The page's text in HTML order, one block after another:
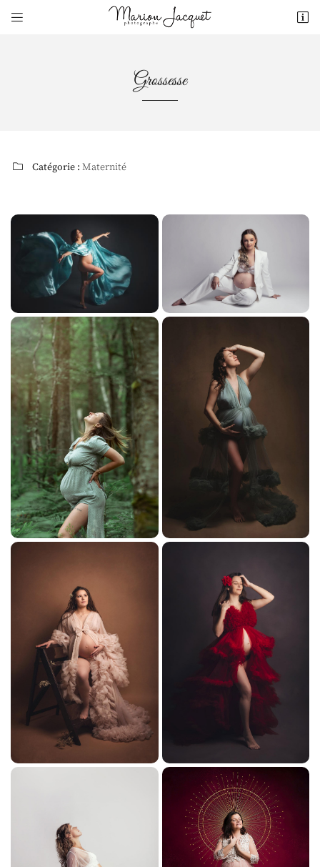
 
19, Rue Henri Boulard
Adresse email de réception
Recopier le code ci-contre
Rafraîchir le captcha
En cochant cette case, vous consentez à recevoir nos propositions commerciales à
l'adresse email indiqué ci-dessus. Vous pouvez vous désinscrire à tout moment en
utilisant
le formulaire de désinscription
INSCRIPTION
Grossesse
 Catégorie : Maternité